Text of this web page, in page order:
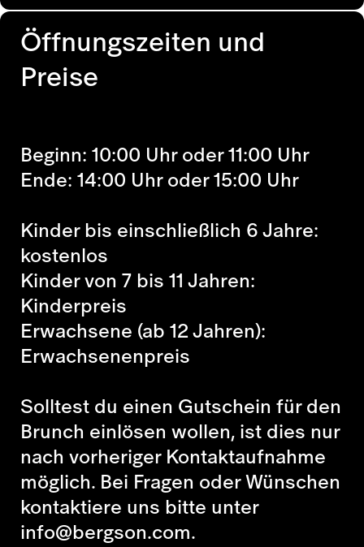
Öffnungszeiten und
Preise
Beginn: 10:00 Uhr oder 11:00 Uhr
Ende: 14:00 Uhr oder 15:00 Uhr
Kinder bis einschließlich 6 Jahre:
kostenlos
Kinder von 7 bis 11 Jahren:
Kinderpreis
Erwachsene (ab 12 Jahren):
Erwachsenenpreis
Solltest du einen Gutschein für den
Brunch einlösen wollen, ist dies nur
nach vorheriger Kontaktaufnahme
möglich. Bei Fragen oder Wünschen
kontaktiere uns bitte unter
info@bergson.com.